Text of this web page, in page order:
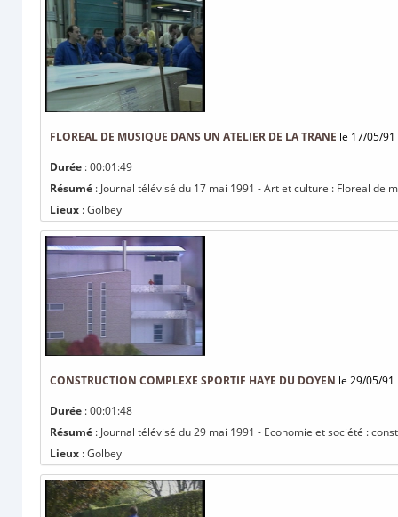
FLOREAL DE MUSIQUE DANS UN ATELIER DE LA TRANE le 17/05/91
Durée : 00:01:49
Résumé : Journal télévisé du 17 mai 1991 - Art et culture : Floreal de
Lieux : Golbey
CONSTRUCTION COMPLEXE SPORTIF HAYE DU DOYEN le 29/05/91
Durée : 00:01:48
Résumé : Journal télévisé du 29 mai 1991 - Economie et société :
Lieux : Golbey